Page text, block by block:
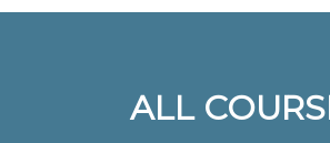
ALL